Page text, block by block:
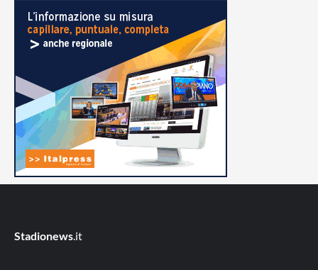
Stadionews.it